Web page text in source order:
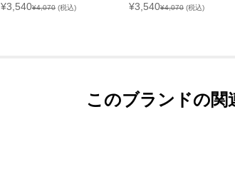
¥3,540¥4,070 (税込) ¥3,540¥4,070 (税込)
このブランドの関